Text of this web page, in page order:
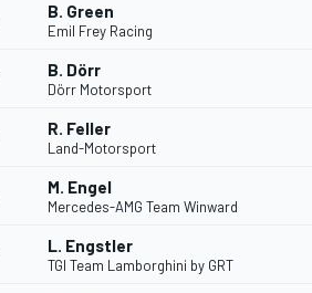
B. Green
Emil Frey Racing
B. Dörr
Dörr Motorsport
R. Feller
Land-Motorsport
M. Engel
Mercedes-AMG Team Winward
L. Engstler
TGI Team Lamborghini by GRT